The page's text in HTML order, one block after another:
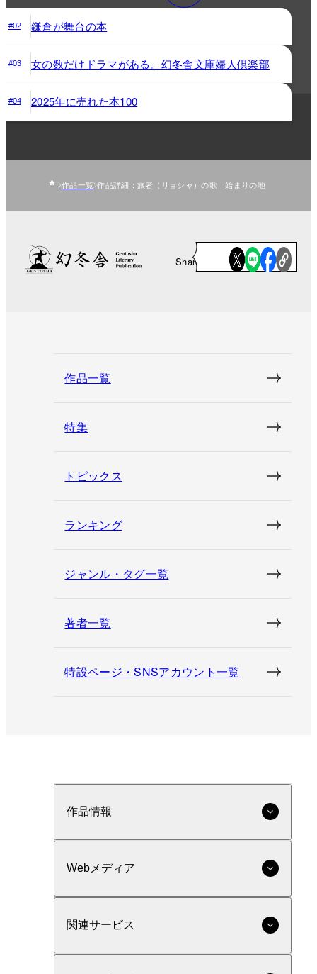
#02 鎌倉が舞台の本
#03 女の数だけドラマがある。幻冬舎文庫婦人倶楽部
#04 2025年に売れた本100
作品一覧 作品詳細：旅者（リョシャ）の歌 始まりの地
Share
作品一覧
特集
トピックス
ランキング
ジャンル・タグ一覧
著者一覧
特設ページ・SNSアカウント一覧
作品情報
Webメディア
関連サービス